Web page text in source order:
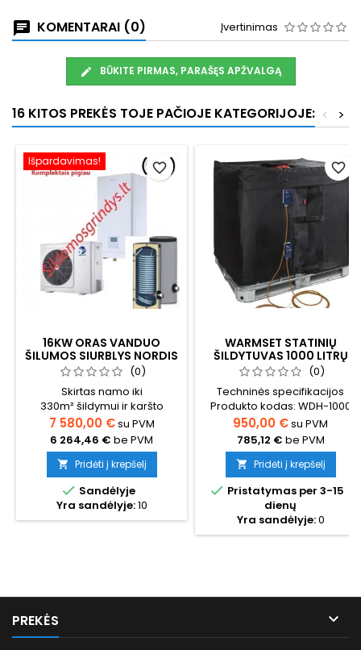
KOMENTARAI (0) Įvertinimas
BŪKITE PIRMAS, PARAŠĘS APŽVALGĄ
16 KITOS PREKĖS TOJE PAČIOJE KATEGORIJOJE: >
<
Išpardavimas!
16KW ORAS VANDUO
ŠILUMOS SIURBLYS NORDIS
OPTIMUS PRO SPLIT
(TRIFAZIS) KOMPLEKTAS SU
BOILERIU 200 L.
(0)
Skirtas namo iki
330m² šildymui ir karšto
vandens ruošimui (būtina
pasiskaičiuoti tikslų šilumos
poreikį namui) Šilumos
siurblio komplektas su
boileriuGalimas pasirinkimas
su boileriu ir montavimo
darbais Montavimas
atliekamas nuo 5 iki 30 dienų
7 580,00 €su PVM
6 264,46 € be PVM
 Pridėti į krepšelį
 Sandėlyje
Yra sandėlyje:10
favorite_border
WARMSET STATINIŲ
ŠILDYTUVAS 1000 LITRŲ
TALPAI
(0)
Techninės specifikacijos
Produkto kodas: WDH-1000
Maitinimo įtampa: 220 V
Galia: 2x1000 W Termostatas:
komplekte – 0–120 °C arba
0–150 °C Išorinės dangos
medžiaga: nailonas Vidinės
dangos medžiaga: silikoninė
stiklo audinio izoliacija
Matmenys: aukštis 1000 mm ×
Ø 4440 mm Apsaugos klasė:
950,00 €su PVM
785,12 € be PVM
 Pridėti į krepšelį
 Pristatymas per 3-15
dienų
Yra sandėlyje:0
favorite_border
PREKĖS 